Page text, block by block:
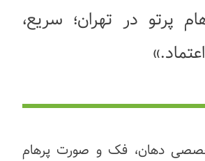
پرتو در تهران؛ سریع،
دهان، فک و صورت پرهام